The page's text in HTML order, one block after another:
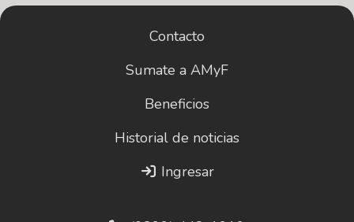
Contacto
Sumate a AMyF
Beneficios
Historial de noticias
Ingresar